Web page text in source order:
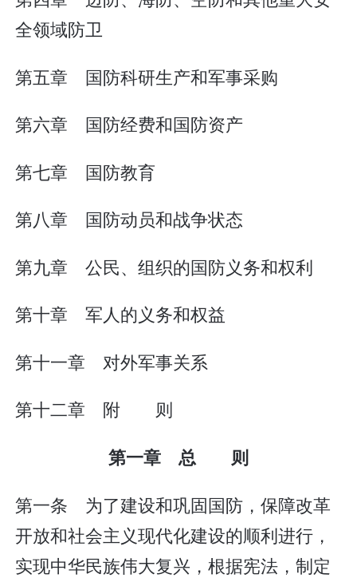
全领域防卫
第五章 国防科研生产和军事采购
第六章 国防经费和国防资产
第七章 国防教育
第八章 国防动员和战争状态
第九章 公民、组织的国防义务和权利
第十章 军人的义务和权益
第十一章 对外军事关系
第十二章 附 则
第一章 总 则
第一条 为了建设和巩固国防，保障改革
开放和社会主义现代化建设的顺利进行，
实现中华民族伟大复兴，根据宪法，制定